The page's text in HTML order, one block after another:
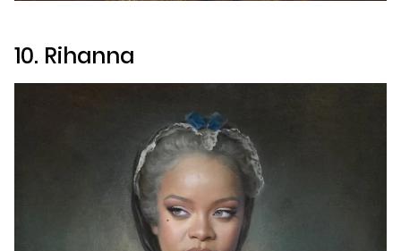
10. Rihanna